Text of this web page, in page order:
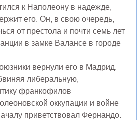
к Наполеону в надежде,
его. Он, в свою очередь,
от престола и почти семь лет
в замке Валансе в городе
вернули его в Мадрид.
либеральную,
франкофилов
оккупации и войне
приветствовал Фернандо.